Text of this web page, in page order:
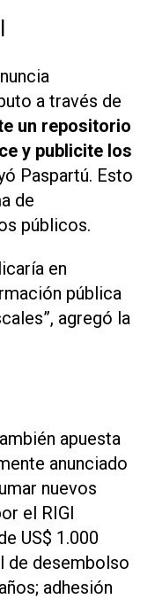
a través de
un repositorio
y publicite los
Paspartú. Esto
de
públicos.
en
pública
agregó la
apuesta
anunciado
nuevos
el RIGI
US$ 1.000
de desembolso
adhesión